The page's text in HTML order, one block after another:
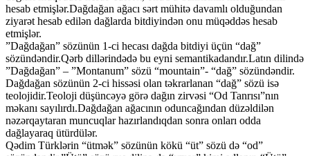
hesab etmişlər.Dağdağan ağacı sərt mühitə davamlı olduğundan
ziyarət hesab edilən dağlarda bitdiyindən onu müqəddəs hesab
etmişlər.
”Dağdağan” sözünün 1-ci hecası dağda bitdiyi üçün “dağ”
sözündəndir.Qərb dillərindədə bu eyni semantikadandır.Latın dilində
”Dağdağan” – ”Montanum” sözü “mountain”- “dağ” sözündəndir.
Dağdağan sözünün 2-ci hissəsi olan təkrarlanan “dağ” sözü isə
teolojidir.Teoloji düşüncəyə görə dağın zirvəsi “Od Tanrısı”nın
məkanı sayılırdı.Dağdağan ağacının oduncağından düzəldilən
nəzərqaytaran muncuqlar hazırlandıqdan sonra onları odda
dağlayaraq ütürdülər.
Qədim Türklərin “ütmək” sözünün kökü “üt” sözü də “od”